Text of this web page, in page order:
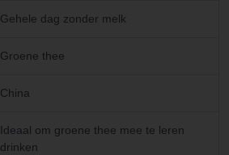
Gehele dag zonder melk
Groene thee
China
Ideaal om groene thee mee te leren
drinken